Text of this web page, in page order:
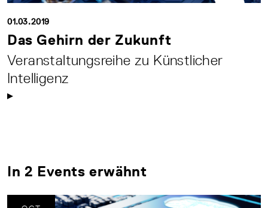
01.03.2019
Das Gehirn der Zukunft
Veranstaltungsreihe zu Künstlicher
Intelligenz
In 2 Events erwähnt